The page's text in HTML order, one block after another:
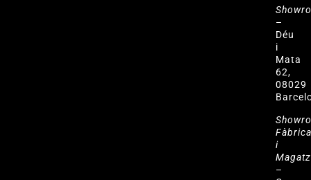
–
Déu
i
Mata
62,
08029
i
–